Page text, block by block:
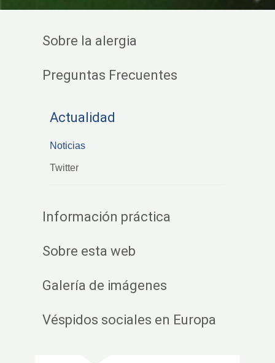
Sobre la alergia
Preguntas Frecuentes
Actualidad
Noticias
Twitter
Información práctica
Sobre esta web
Galería de imágenes
Véspidos sociales en Europa